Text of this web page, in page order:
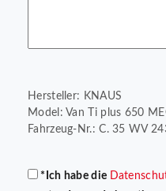
Hersteller: KNAUS
Model: Van Ti plus 650
Fahrzeug-Nr.: C. 35 WV
*Ich habe die